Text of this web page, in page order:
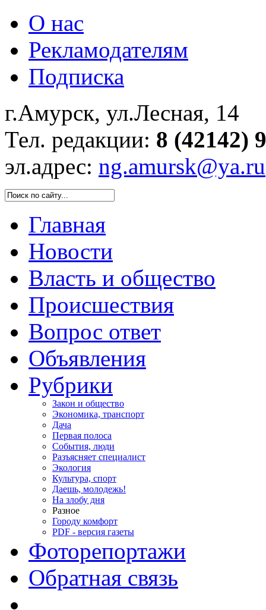
О нас
Рекламодателям
Подписка
г.Амурск, ул.Лесная, 14
Тел. редакции: 8 (42142)
эл.адрес: ng.amursk@ya.ru
Главная
Новости
Власть и общество
Происшествия
Вопрос ответ
Объявления
Рубрики
Закон и общество
Экономика, транспорт
Дача
Первая полоса
События, люди
Разъясняет специалист
Экология
Культура, спорт
Даешь, молодежь!
На злобу дня
Разное
Городу комфорт
PDF - версия газеты
Фоторепортажи
Обратная связь